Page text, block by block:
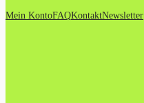
Mein KontoFAQKontaktNewsletter